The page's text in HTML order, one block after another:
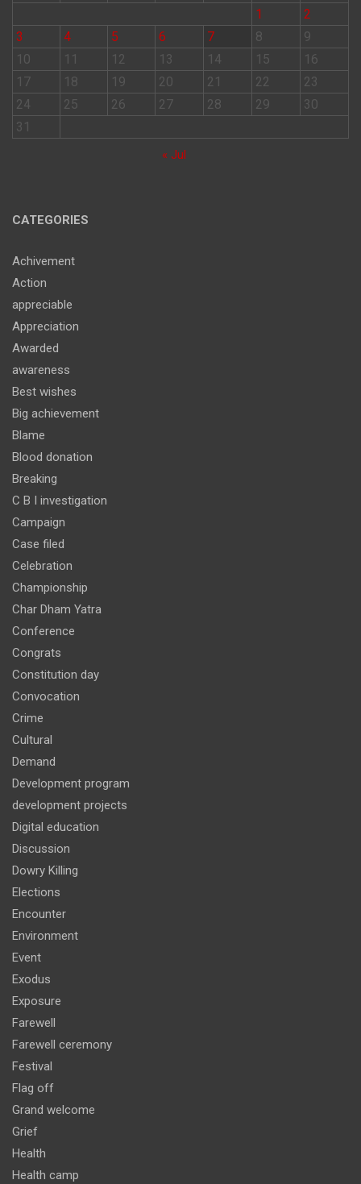
1
2
3
4 5 6 7 8
9
10
11 12 13 14 15
16
17
18 19 20 21 22
23
24
25 26 27 28 29
30
31
« Jul
CATEGORIES
Achivement
Action
appreciable
Appreciation
Awarded
awareness
Best wishes
Big achievement
Blame
Blood donation
Breaking
C B I investigation
Campaign
Case filed
Celebration
Championship
Char Dham Yatra
Conference
Congrats
Constitution day
Convocation
Crime
Cultural
Demand
Development program
development projects
Digital education
Discussion
Dowry Killing
Elections
Encounter
Environment
Event
Exodus
Exposure
Farewell
Farewell ceremony
Festival
Flag off
Grand welcome
Grief
Health
Health camp